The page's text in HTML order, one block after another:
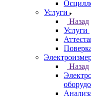
Услуги
Назад
Услуги
Назад